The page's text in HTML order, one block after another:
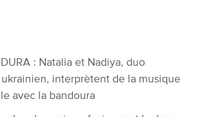
: Natalia et Nadiya, duo
interprètent de la musique
avec la bandoura